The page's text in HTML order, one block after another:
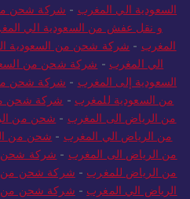
السعودية الي المغرب - شركة شحن
و نقل عفش من السعودية الي
المغرب - شركة شحن من السعودية
الي المغرب - شركة شحن من
السعودية إلى المغرب - شركة شحن
من السعودية للمغرب - شركة شحن
من الرياض الى المغرب - شحن من
من الرياض الي المغرب - شحن من
من الرياض الى المغرب - شركة شحن
من الرياض للمغرب - شركة شحن من
الرياض الي المغرب - شركة شحن من